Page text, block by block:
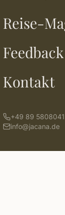
Reise-
Feedback
Kontakt
+49 89 5808041
info@jacana.de